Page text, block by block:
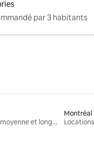
par 3 habitants
Locations moyenne et longue durée
Montréal